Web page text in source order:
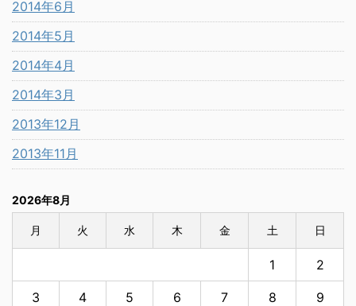
2014年6月
2014年5月
2014年4月
2014年3月
2013年12月
2013年11月
2026年8月
月 火 水 木 金 土 日
1 2
3 4 5 6 7 8 9